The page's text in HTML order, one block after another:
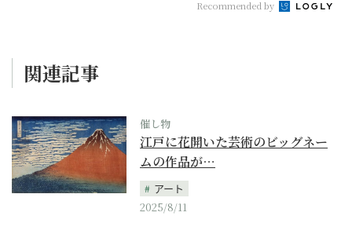
Recommended by
関連記事
催し物
江戸に花開いた芸術のビッグネー
ムの作品が…
アート
2025/8/11